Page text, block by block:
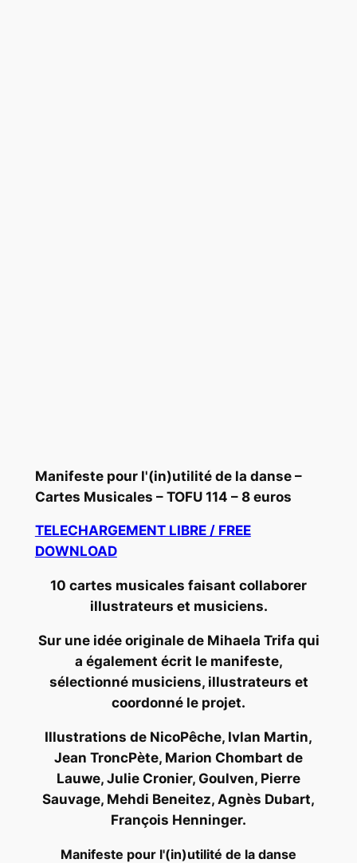
Manifeste pour l'(in)utilité de la danse –
Cartes Musicales – TOFU 114 – 8 euros
TELECHARGEMENT LIBRE / FREE
DOWNLOAD
10 cartes musicales faisant collaborer
illustrateurs et musiciens.
Sur une idée originale de Mihaela Trifa qui
a également écrit le manifeste,
sélectionné musiciens, illustrateurs et
coordonné le projet.
Illustrations de NicoPêche, Ivlan Martin,
Jean TroncPète, Marion Chombart de
Lauwe, Julie Cronier, Goulven, Pierre
Sauvage, Mehdi Beneitez, Agnès Dubart,
François Henninger.
Manifeste pour l'(in)utilité de la danse